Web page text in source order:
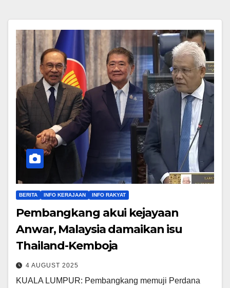
BERITA INFO KERAJAAN INFO RAKYAT
Pembangkang akui kejayaan
Anwar, Malaysia damaikan isu
Thailand-Kemboja
4 AUGUST 2025
KUALA LUMPUR: Pembangkang memuji Perdana